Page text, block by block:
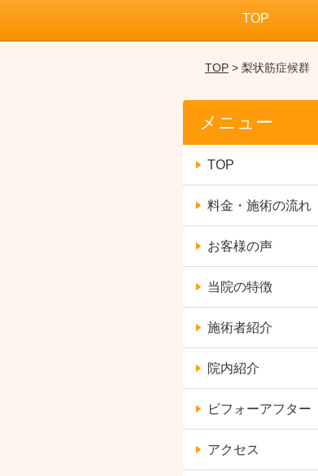
TOP
TOP> 梨状筋症候群
メニュー
TOP
料金・施術の流れ
お客様の声
当院の特徴
施術者紹介
院内紹介
ビフォーアフター
アクセス